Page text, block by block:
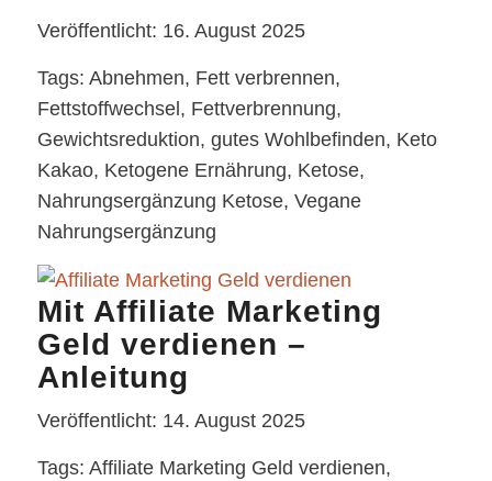
Veröffentlicht: 16. August 2025
Tags: Abnehmen, Fett verbrennen,
Fettstoffwechsel, Fettverbrennung,
Gewichtsreduktion, gutes Wohlbefinden, Keto
Kakao, Ketogene Ernährung, Ketose,
Nahrungsergänzung Ketose, Vegane
Nahrungsergänzung
Mit Affiliate Marketing
Geld verdienen –
Anleitung
Veröffentlicht: 14. August 2025
Tags: Affiliate Marketing Geld verdienen,